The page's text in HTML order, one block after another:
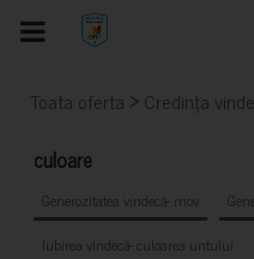
Toata oferta > Credința
culoare
Generozitatea vindecă- mov
Iubirea vindecă- culoarea untului